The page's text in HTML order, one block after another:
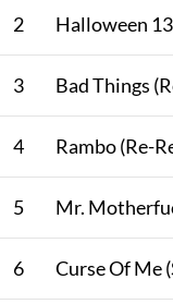
2 Halloween
3 Bad Things
4 Rambo (Re-
5 Mr.
6 Curse Of Me